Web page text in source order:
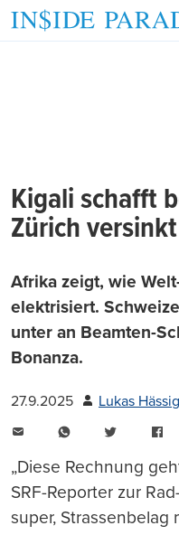
Kigali schafft
Zürich
Afrika zeigt, wie
elektrisiert.
unter an Beamten-
Bonanza.
27.9.2025 Lukas Hässig
WhatsAppTwitter
„Diese Rechnung
SRF-Reporter zur
super,